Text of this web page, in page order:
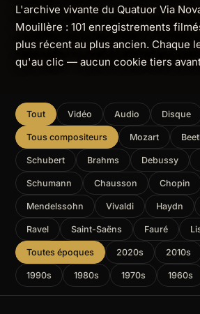
L'archive vivante du Quatuor Via
Mouillère : 101 enregistrements
plus récent au plus ancien. Chaque
qu'au clic — aucun cookie tiers
Tout Vidéo Audio Disque
Tous compositeurs Mozart
Schubert Brahms Debussy
Schumann Chausson Chopin
Mendelssohn Vivaldi Haydn
Ravel Saint-Saëns Fauré
Toutes époques 2020s 2010s
1990s 1980s 1970s 1960s